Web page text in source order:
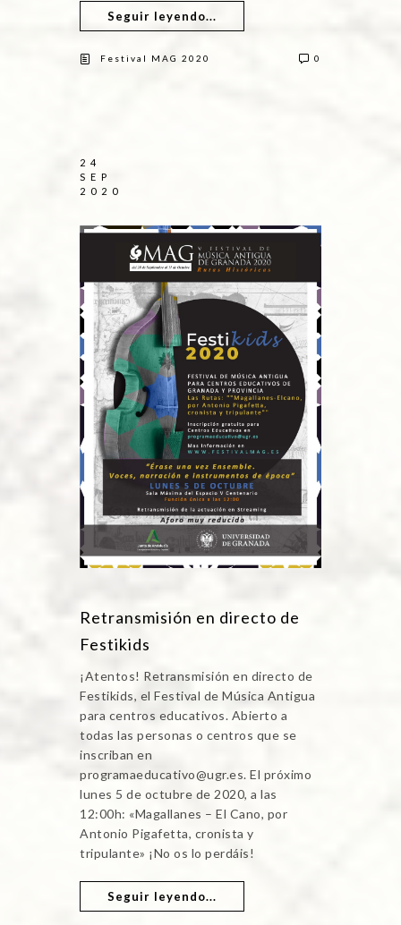
Seguir leyendo...
Festival MAG 2020 0
24
SEP
2020
Retransmisión en directo de
Festikids
¡Atentos! Retransmisión en directo de
Festikids, el Festival de Música Antigua
para centros educativos. Abierto a
todas las personas o centros que se
inscriban en
programaeducativo@ugr.es. El próximo
lunes 5 de octubre de 2020, a las
12:00h: «Magallanes – El Cano, por
Antonio Pigafetta, cronista y
tripulante» ¡No os lo perdáis!
Seguir leyendo...